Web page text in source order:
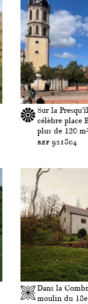
Sur la
célèbre place
plus de 120
ref 921804
Dans la
moulin du